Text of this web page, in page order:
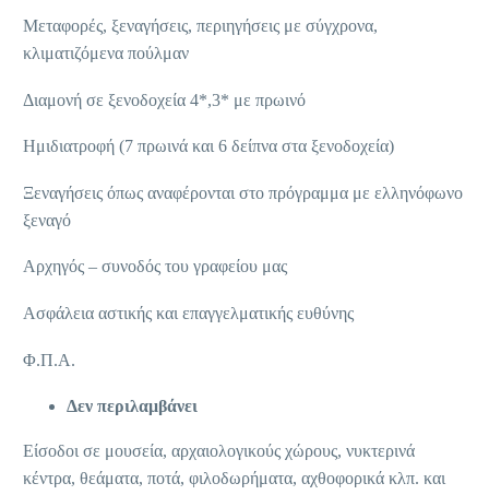
Μεταφορές, ξεναγήσεις, περιηγήσεις με σύγχρονα,
κλιματιζόμενα πούλμαν
Διαμονή σε ξενοδοχεία 4*,3* με πρωινό
Ημιδιατροφή (7 πρωινά και 6 δείπνα στα ξενοδοχεία)
Ξεναγήσεις όπως αναφέρονται στο πρόγραμμα με ελληνόφωνο
ξεναγό
Αρχηγός – συνοδός του γραφείου μας
Ασφάλεια αστικής και επαγγελματικής ευθύνης
Φ.Π.Α.
Δεν περιλαμβάνει
Είσοδοι σε μουσεία, αρχαιολογικούς χώρους, νυκτερινά
κέντρα, θεάματα, ποτά, φιλοδωρήματα, αχθοφορικά κλπ. και